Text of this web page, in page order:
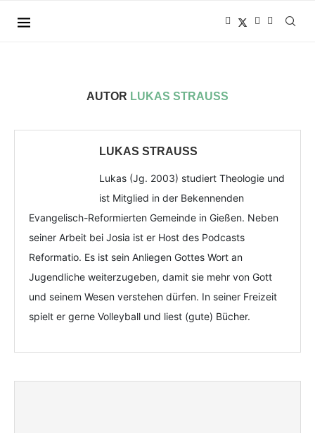
AUTOR LUKAS STRAUSS
LUKAS STRAUSS
Lukas (Jg. 2003) studiert Theologie und
ist Mitglied in der Bekennenden
Evangelisch-Reformierten Gemeinde in Gießen. Neben
seiner Arbeit bei Josia ist er Host des Podcasts
Reformatio. Es ist sein Anliegen Gottes Wort an
Jugendliche weiterzugeben, damit sie mehr von Gott
und seinem Wesen verstehen dürfen. In seiner Freizeit
spielt er gerne Volleyball und liest (gute) Bücher.